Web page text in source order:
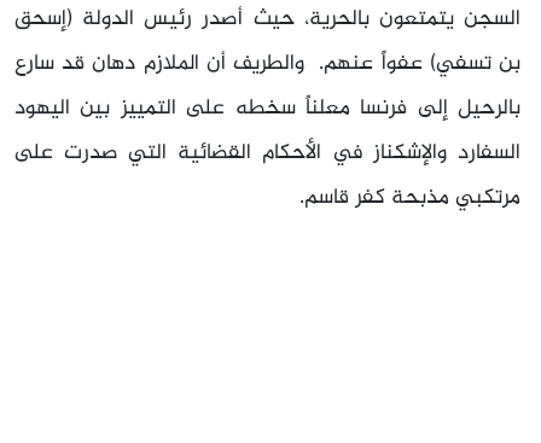
السجن يتمتعون بالحرية، حيث أصدر رئيس الدولة (إسحق
بن تسفي) عفواً عنهم. والطريف أن الملازم دهان قد سارع
بالرحيل إلى فرنسا معلناً سخطه على التمييز بين اليهود
السفارد والإشكناز في الأحكام القضائية التي صدرت على
مرتكبي مذبحة كفر قاسم.